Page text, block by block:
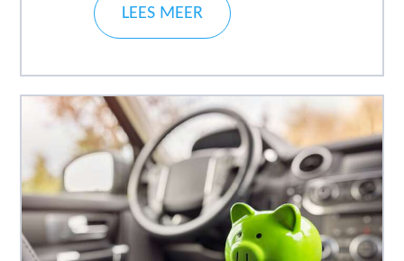
LEES MEER